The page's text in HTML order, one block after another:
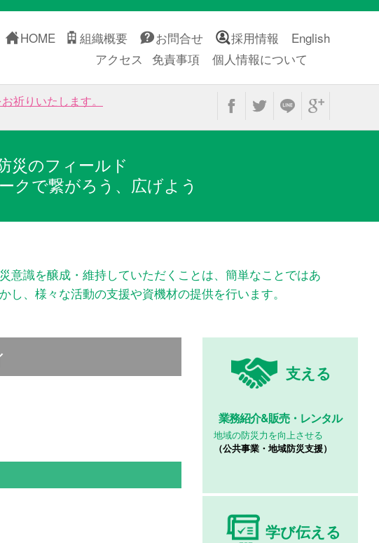
HOME 組織概要 お問合せ 採用情報
English
アクセス
免責事項 個人情報について
祈りいたします。
災のフィールド
クで繋がろう、広げよう
意識を醸成・維持していただくことは、簡単なことではあ
、様々な活動の支援や資機材の提供を行います。
支える
業務紹介&販売・レンタル
地域の防災力を向上させる
（公共事業・地域防災支援）
学び伝える